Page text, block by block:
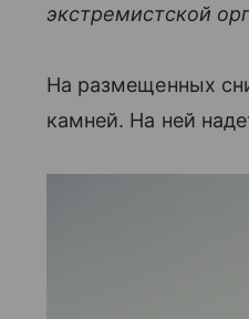
экстремистской
На размещенных
камней. На ней